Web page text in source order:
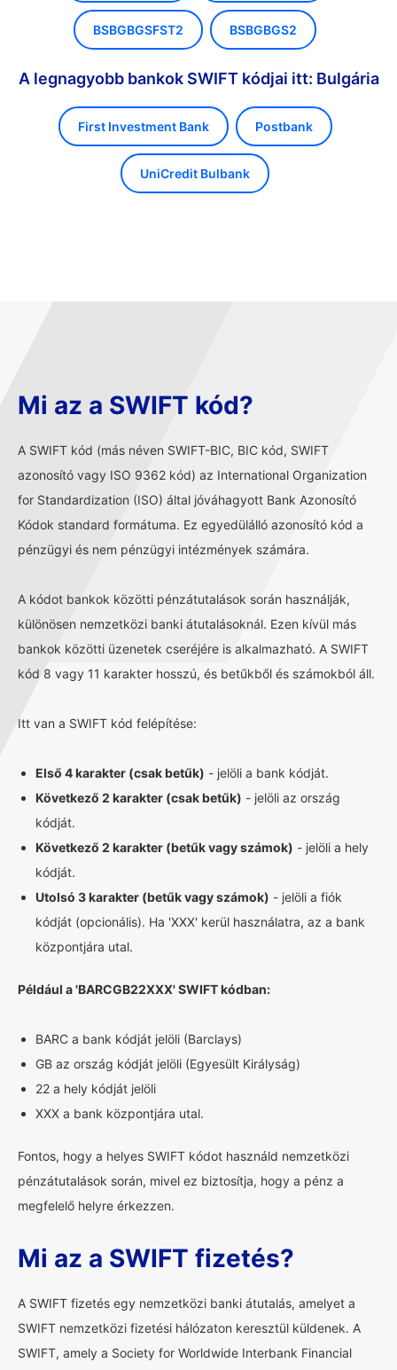
BSBGBGSFST2 BSBGBGS2
A legnagyobb bankok SWIFT kódjai itt: Bulgária
First Investment Bank Postbank
UniCredit Bulbank
Mi az a SWIFT kód?
A SWIFT kód (más néven SWIFT-BIC, BIC kód, SWIFT
azonosító vagy ISO 9362 kód) az International Organization
for Standardization (ISO) által jóváhagyott Bank Azonosító
Kódok standard formátuma. Ez egyedülálló azonosító kód a
pénzügyi és nem pénzügyi intézmények számára.
A kódot bankok közötti pénzátutalások során használják,
különösen nemzetközi banki átutalásoknál. Ezen kívül más
bankok közötti üzenetek cseréjére is alkalmazható. A SWIFT
kód 8 vagy 11 karakter hosszú, és betűkből és számokból áll.
Itt van a SWIFT kód felépítése:
Első 4 karakter (csak betűk) - jelöli a bank kódját.
Következő 2 karakter (csak betűk) - jelöli az ország
kódját.
Következő 2 karakter (betűk vagy számok) - jelöli a hely
kódját.
Utolsó 3 karakter (betűk vagy számok) - jelöli a fiók
kódját (opcionális). Ha 'XXX' kerül használatra, az a bank
központjára utal.
Például a 'BARCGB22XXX' SWIFT kódban:
BARC a bank kódját jelöli (Barclays)
GB az ország kódját jelöli (Egyesült Királyság)
22 a hely kódját jelöli
XXX a bank központjára utal.
Fontos, hogy a helyes SWIFT kódot használd nemzetközi
pénzátutalások során, mivel ez biztosítja, hogy a pénz a
megfelelő helyre érkezzen.
Mi az a SWIFT fizetés?
A SWIFT fizetés egy nemzetközi banki átutalás, amelyet a
SWIFT nemzetközi fizetési hálózaton keresztül küldenek. A
SWIFT, amely a Society for Worldwide Interbank Financial